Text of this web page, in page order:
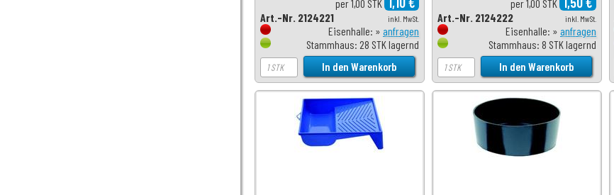
per 1,00 STK
inkl. MwSt.
Art.-Nr. 2124221
Eisenhalle: » anfragen
Stammhaus: 28 STK lagernd
per 1,00 STK
inkl. MwSt.
Art.-Nr. 2124222
Eisenhalle: » anfragen
Stammhaus: 8 STK lagernd